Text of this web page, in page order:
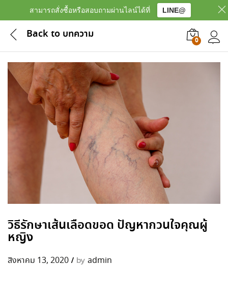
Back to บทความ 0
เข้าสู่
วิธีรักษาเส้นเลือดขอด ปัญหากวนใจคุณผู้
หญิง
สิงหาคม 13, 2020/ by admin
สามารถสั่งซื้อหรือสอบถามผ่านไลน์ได้ที่ LINE@